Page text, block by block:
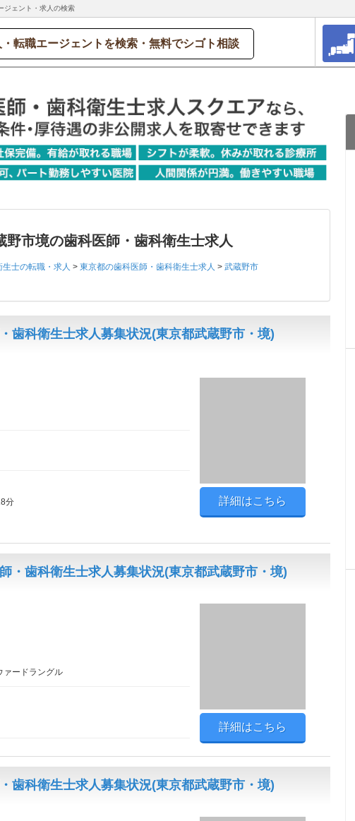
ジェント・求人の検索
転職エージェントを検索・無料でシゴト相談
野市境の歯科医師・歯科衛生士求人
士の転職・求人 > 東京都の歯科医師・歯科衛生士求人 > 武蔵野市
歯科衛生士求人募集状況(東京都武蔵野市・境)
詳細はこちら
分
・歯科衛生士求人募集状況(東京都武蔵野市・境)
詳細はこちら
ードラングル
歯科衛生士求人募集状況(東京都武蔵野市・境)